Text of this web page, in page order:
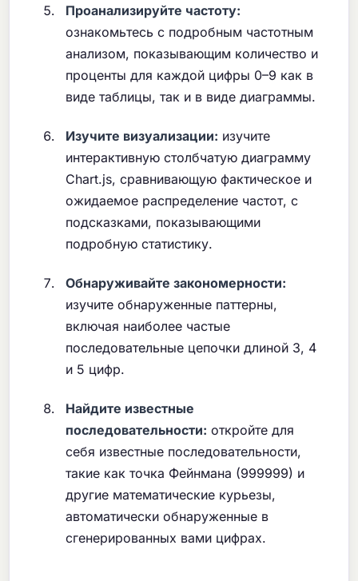
Проанализируйте частоту:
ознакомьтесь с подробным частотным
анализом, показывающим количество и
проценты для каждой цифры 0–9 как в
виде таблицы, так и в виде диаграммы.
Изучите визуализации: изучите
интерактивную столбчатую диаграмму
Chart.js, сравнивающую фактическое и
ожидаемое распределение частот, с
подсказками, показывающими
подробную статистику.
Обнаруживайте закономерности:
изучите обнаруженные паттерны,
включая наиболее частые
последовательные цепочки длиной 3, 4
и 5 цифр.
Найдите известные
последовательности: откройте для
себя известные последовательности,
такие как точка Фейнмана (999999) и
другие математические курьезы,
автоматически обнаруженные в
сгенерированных вами цифрах.